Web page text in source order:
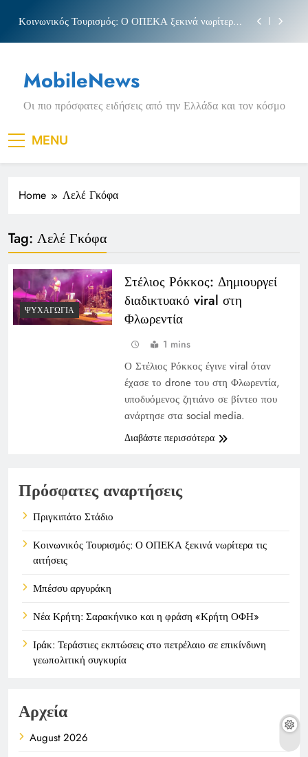
content
Κοινωνικός Τουρισμός: Ο ΟΠΕΚΑ ξεκινά νωρίτερα
Νέα Κρήτη: Σαρακήνικο και η φράση «Κρήτη
ΟΦΗ»
Πριγκιπάτο Στάδιο
Κοινωνικός Τουρισμός: Ο ΟΠΕΚΑ ξεκινά νωρίτερα
τις αιτήσεις
Μπέσσυ αργυράκη
Νέα Κρήτη: Σαρακήνικο και η φράση «Κρήτη
MobileNews
Οι πιο πρόσφατες ειδήσεις από την Ελλάδα και τον κόσμο
MENU
Home Λελέ Γκόφα
Tag: Λελέ Γκόφα
ΨΥΧΑΓΩΓΊΑ
Στέλιος Ρόκκος: Δημιουργεί
διαδικτυακό viral στη
Φλωρεντία
1 mins
Ο Στέλιος Ρόκκος έγινε viral όταν
έχασε το drone του στη Φλωρεντία,
υποδυόμενος ζητιάνο σε βίντεο που
ανάρτησε στα social media.
Διαβάστε περισσότερα
Πρόσφατες αναρτήσεις
Πριγκιπάτο Στάδιο
Κοινωνικός Τουρισμός: Ο ΟΠΕΚΑ ξεκινά νωρίτερα τις
αιτήσεις
Μπέσσυ αργυράκη
Νέα Κρήτη: Σαρακήνικο και η φράση «Κρήτη ΟΦΗ»
Ιράκ: Τεράστιες εκπτώσεις στο πετρέλαιο σε επικίνδυνη
γεωπολιτική συγκυρία
Αρχεία
August 2026